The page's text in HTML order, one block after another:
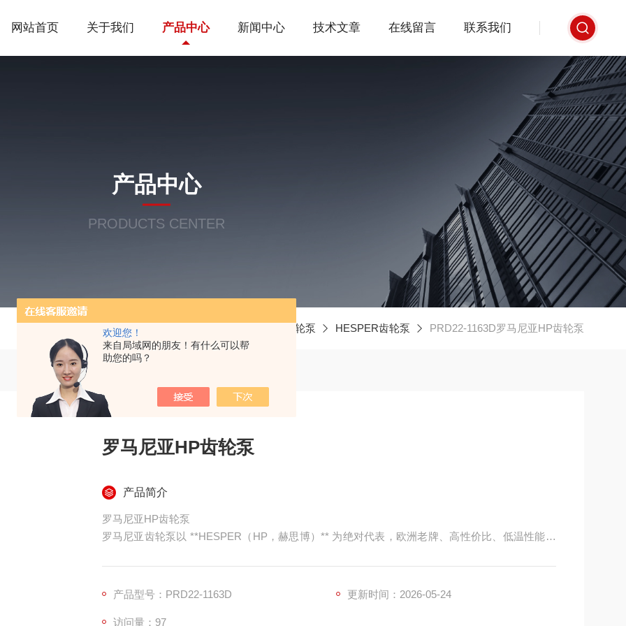
欢迎您！
来自局域网的朋友！有什么可以帮
助您的吗？
网站首页 关于我们 产品中心 新闻中心 技术文章 在线留言 联系我们
产品中心
PRODUCTS CENTER
当前位置： 齿轮泵 HESPER齿轮泵 PRD22-1163D罗马尼亚HP齿轮泵
罗马尼亚HP齿轮泵
产品简介
罗马尼亚HP齿轮泵
罗马尼亚齿轮泵以 **HESPER（HP，赫思博）** 为绝对代表，欧洲老牌、高性价比、低温性能突
产品型号：PRD22-1163D 更新时间：2026-05-24
访问量：97